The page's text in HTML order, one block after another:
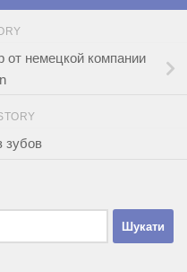
немецкой компании
зубов